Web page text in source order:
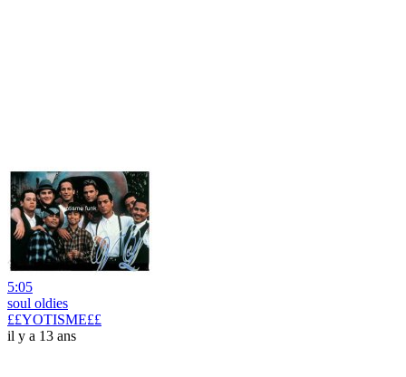
5:05
soul oldies
££YOTISME££
il y a 13 ans